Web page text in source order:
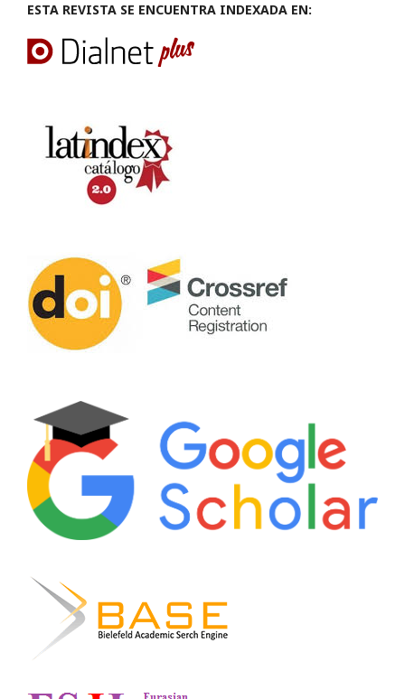
ESTA REVISTA SE ENCUENTRA INDEXADA EN: